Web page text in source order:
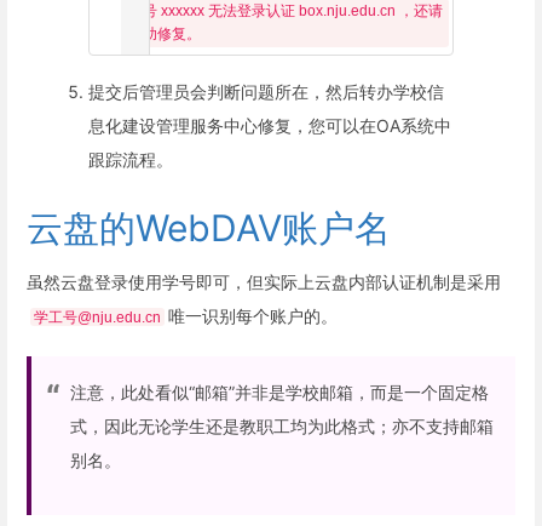
账号 xxxxxx 无法登录认证 box.nju.edu.cn ，还请
提交后管理员会判断问题所在，然后转办学校信
息化建设管理服务中心修复，您可以在OA系统中
跟踪流程。
云盘的WebDAV账户名
虽然云盘登录使用学号即可，但实际上云盘内部认证机制是采用
学工号@nju.edu.cn 唯一识别每个账户的。
注意，此处看似“邮箱”并非是学校邮箱，而是一个固定格
式，因此无论学生还是教职工均为此格式；亦不支持邮箱
别名。